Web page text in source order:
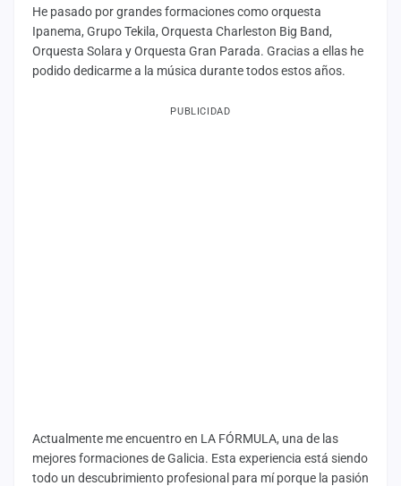
He pasado por grandes formaciones como orquesta
Ipanema, Grupo Tekila, Orquesta Charleston Big Band,
Orquesta Solara y Orquesta Gran Parada. Gracias a ellas he
podido dedicarme a la música durante todos estos años.
PUBLICIDAD
Actualmente me encuentro en LA FÓRMULA, una de las
mejores formaciones de Galicia. Esta experiencia está siendo
todo un descubrimiento profesional para mí porque la pasión